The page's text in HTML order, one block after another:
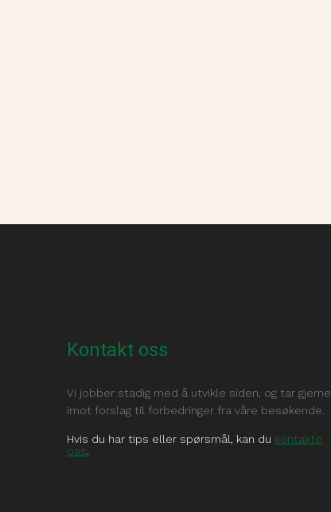
Kontakt oss
Vi jobber stadig med å utvikle siden, og tar gjerne
imot forslag til forbedringer fra våre besøkende.
Hvis du har tips eller spørsmål, kan du kontakte
oss.